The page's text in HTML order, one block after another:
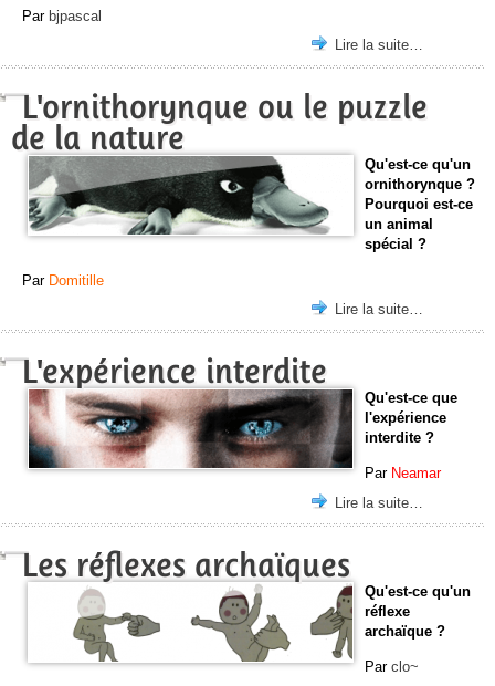
Par bjpascal
Lire la suite…
L'ornithorynque ou le puzzle
de la nature
Qu'est-ce qu'un
ornithorynque ?
Pourquoi est-ce
un animal
spécial ?
Par Domitille
Lire la suite…
L'expérience interdite
Qu'est-ce que
l'expérience
interdite ?
Par Neamar
Lire la suite…
Les réflexes archaïques
Qu'est-ce qu'un
réflexe
archaïque ?
Par clo~